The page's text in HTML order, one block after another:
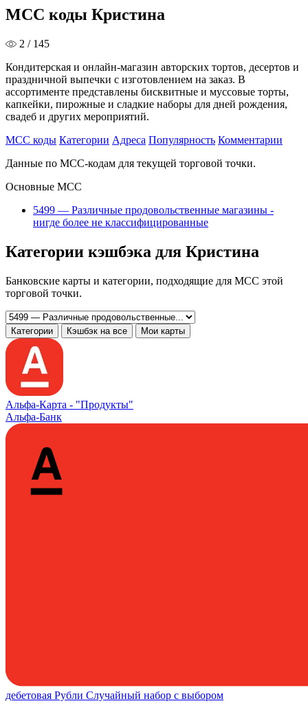
MCC коды Кристина
2 / 145
Кондитерская и онлайн-магазин авторских тортов, десертов и
праздничной выпечки с изготовлением на заказ. В
ассортименте представлены бисквитные и муссовые торты,
капкейки, пирожные и сладкие наборы для дней рождения,
свадеб и других мероприятий.
MCC коды Категории Адреса Популярность Комментарии
Данные по MCC-кодам для текущей торговой точки.
Основные MCC
5499 — Различные продовольственные магазины -
нигде более не классифицированные
Категории кэшбэка для Кристина
Банковские карты и категории, подходящие для MCC этой
торговой точки.
Категории Кэшбэк на все Мои карты
Альфа‑Карта - "Продукты"
Альфа-Банк
дебетовая Рубли Случайный набор с выбором